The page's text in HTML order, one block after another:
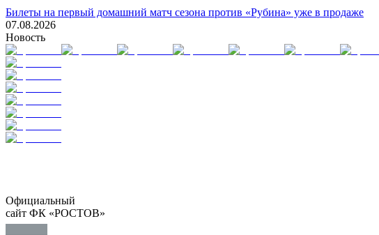
Билеты на первый домашний матч сезона против «Рубина» уже в продаже
07.08.2026
Новость
Официальный
сайт ФК «РОСТОВ»